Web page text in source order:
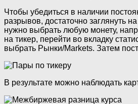
Чтобы убедиться в наличии
разрывов, достаточно заглянуть
нужно выбрать любую монету,
на тикер, перейти во вкладку
выбрать Рынки/Markets. Затем
В результате можно наблюдать